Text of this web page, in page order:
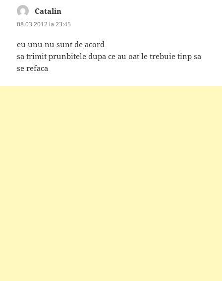
Catalin
08.03.2012 la 23:45
eu unu nu sunt de acord
sa trimit prunbitele dupa ce au oat le trebuie tinp sa
se refaca